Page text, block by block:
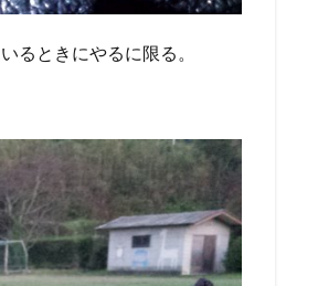
るときにやるに限る。